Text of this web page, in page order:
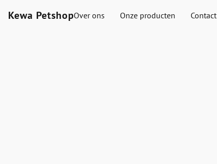
Kewa PetshopOver ons Onze producten Contact